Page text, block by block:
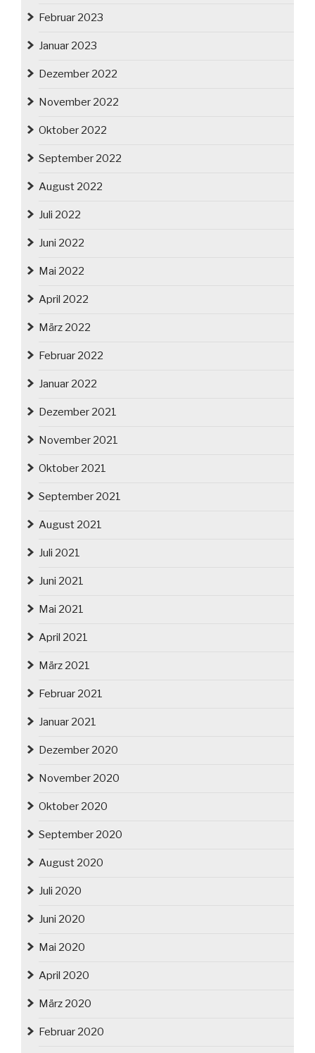
Februar 2023
Januar 2023
Dezember 2022
November 2022
Oktober 2022
September 2022
August 2022
Juli 2022
Juni 2022
Mai 2022
April 2022
März 2022
Februar 2022
Januar 2022
Dezember 2021
November 2021
Oktober 2021
September 2021
August 2021
Juli 2021
Juni 2021
Mai 2021
April 2021
März 2021
Februar 2021
Januar 2021
Dezember 2020
November 2020
Oktober 2020
September 2020
August 2020
Juli 2020
Juni 2020
Mai 2020
April 2020
März 2020
Februar 2020